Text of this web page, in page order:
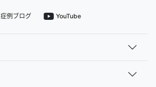
症例ブログ YouTube